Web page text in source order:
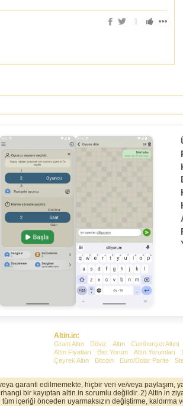
1
Altin.in:
Gram Altın Döviz Altın Cumhuriyet Altını
Altın Fiyatları
Bist Yorum Altın Yorumları
Çeyrek Altın
Bitcoin Euro/Dolar Parite
garanti edilmemekte, hiçbir veri ve/veya paylaşım,
bir kayıptan altin.in sorumlu değildir. 2) Altin.in
içeriği önceden uyarmaksızın değiştirme,